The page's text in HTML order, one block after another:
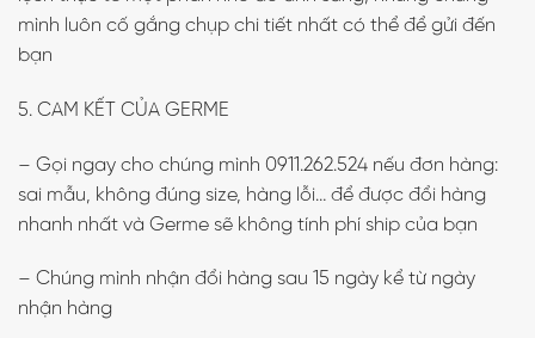
mình luôn cố gắng chụp chi tiết nhất có thể để gửi đến
bạn
5. CAM KẾT CỦA GERME
– Gọi ngay cho chúng mình 0911.262.524 nếu đơn hàng:
sai mẫu, không đúng size, hàng lỗi… để được đổi hàng
nhanh nhất và Germe sẽ không tính phí ship của bạn
– Chúng mình nhận đổi hàng sau 15 ngày kể từ ngày
nhận hàng